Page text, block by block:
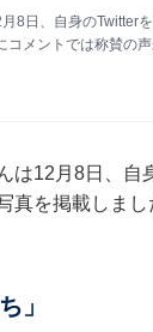
8日、自身のTwitter
コメントでは称賛の声
は12月8日、自
真を掲載しまし
」